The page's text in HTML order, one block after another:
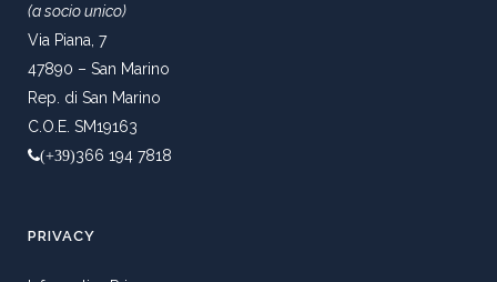
(a socio unico)
Via Piana, 7
47890 – San Marino
Rep. di San Marino
C.O.E. SM19163
(+39)366 194 7818
PRIVACY